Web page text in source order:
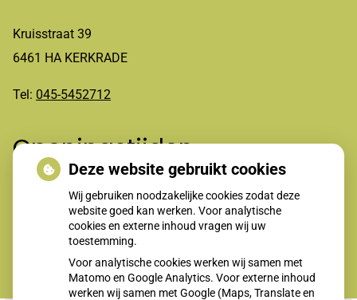
Kruisstraat 39
6461 HA KERKRADE
Tel: 045-5452712
Openingstijden
Maandag t/m vrijdag 8-12.00 en 13.30-17.00 uur
Deze website gebruikt cookies
Wij gebruiken noodzakelijke cookies zodat deze
website goed kan werken. Voor analytische
cookies en externe inhoud vragen wij uw
toestemming.
Voor analytische cookies werken wij samen met
Matomo en Google Analytics. Voor externe inhoud
werken wij samen met Google (Maps, Translate en